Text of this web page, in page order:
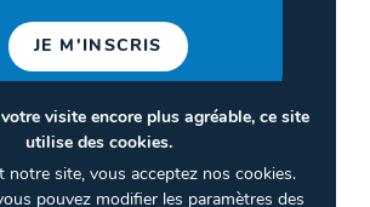
JE M'INSCRIS
Termes et conditions
visite encore plus agréable, ce site
utilise des cookies.
notre site, vous acceptez nos cookies.
pouvez modifier les paramètres des